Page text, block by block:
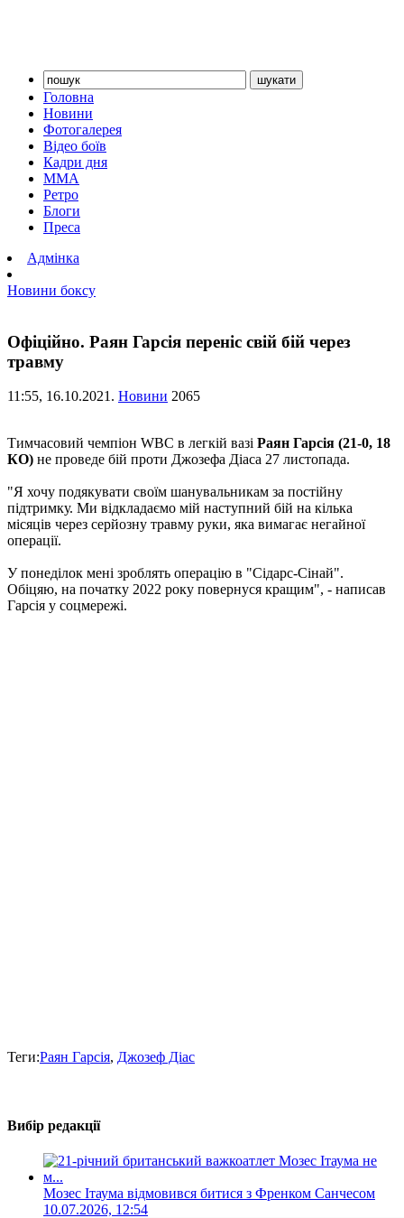
Головна
Новини
Фотогалерея
Відео боїв
Кадри дня
ММА
Ретро
Блоги
Преса
Адмінка
Новини боксу
Офіційно. Раян Гарсія переніс свій бій через
травму
11:55, 16.10.2021. Новини 2065
Тимчасовий чемпіон WBC в легкій вазі Раян Гарсія (21-0, 18
КО) не проведе бій проти Джозефа Діаса 27 листопада.
"Я хочу подякувати своїм шанувальникам за постійну
підтримку. Ми відкладаємо мій наступний бій на кілька
місяців через серйозну травму руки, яка вимагає негайної
операції.
У понеділок мені зроблять операцію в "Сідарс-Сінай".
Обіцяю, на початку 2022 року повернуся кращим", - написав
Гарсія у соцмережі.
Теги:Раян Гарсія, Джозеф Діас
Вибір редакції
Мозес Ітаума відмовився битися з Френком Санчесом
10.07.2026, 12:54